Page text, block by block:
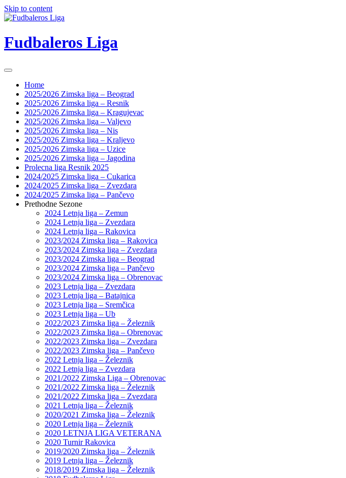
Skip to content
Fudbaleros Liga
Home
2025/2026 Zimska liga – Beograd
2025/2026 Zimska liga – Resnik
2025/2026 Zimska liga – Kragujevac
2025/2026 Zimska liga – Valjevo
2025/2026 Zimska liga – Nis
2025/2026 Zimska liga – Kraljevo
2025/2026 Zimska liga – Uzice
2025/2026 Zimska liga – Jagodina
Prolecna liga Resnik 2025
2024/2025 Zimska liga – Cukarica
2024/2025 Zimska liga – Zvezdara
2024/2025 Zimska liga – Pančevo
Prethodne Sezone
2024 Letnja liga – Zemun
2024 Letnja liga – Zvezdara
2024 Letnja liga – Rakovica
2023/2024 Zimska liga – Rakovica
2023/2024 Zimska liga – Zvezdara
2023/2024 Zimska liga – Beograd
2023/2024 Zimska liga – Pančevo
2023/2024 Zimska liga – Obrenovac
2023 Letnja liga – Zvezdara
2023 Letnja liga – Batajnica
2023 Letnja liga – Sremčica
2023 Letnja liga – Ub
2022/2023 Zimska liga – Železnik
2022/2023 Zimska liga – Obrenovac
2022/2023 Zimska liga – Zvezdara
2022/2023 Zimska liga – Pančevo
2022 Letnja liga – Železnik
2022 Letnja liga – Zvezdara
2021/2022 Zimska Liga – Obrenovac
2021/2022 Zimska liga – Železnik
2021/2022 Zimska liga – Zvezdara
2021 Letnja liga – Železnik
2020/2021 Zimska liga – Železnik
2020 Letnja liga – Železnik
2020 LETNJA LIGA VETERANA
2020 Turnir Rakovica
2019/2020 Zimska liga – Železnik
2019 Letnja liga – Železnik
2018/2019 Zimska liga – Železnik